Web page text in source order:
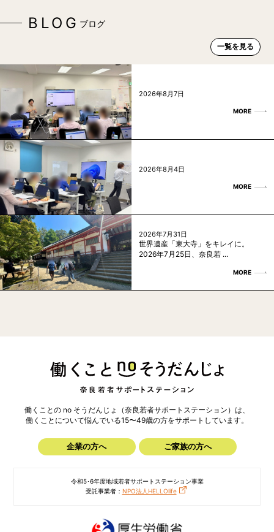
BLOG ブログ
一覧を見る
2026年8月7日
MORE
2026年8月4日
MORE
2026年7月31日
世界遺産「東大寺」をキレイに。
2026年7月25日、奈良若 ...
MORE
働くことの no そうだんじょ（奈良若者サポートステーション）は、
働くことについて悩んでいる15〜49歳の方をサポートしています。
企業の方へ ご家族の方へ
令和5･6年度地域若者サポートステーション事業
受託事業者： NPO法人HELLOlife